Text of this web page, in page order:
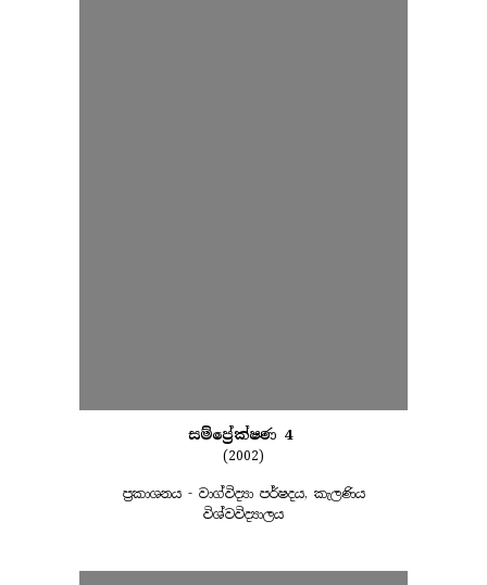
සම්ප්‍රේක්ෂණ 4
(2002)
ප්‍රකාශනය - වාග්විද්‍යා පර්ෂදය, කැලණිය
විශ්වවිද්‍යාලය